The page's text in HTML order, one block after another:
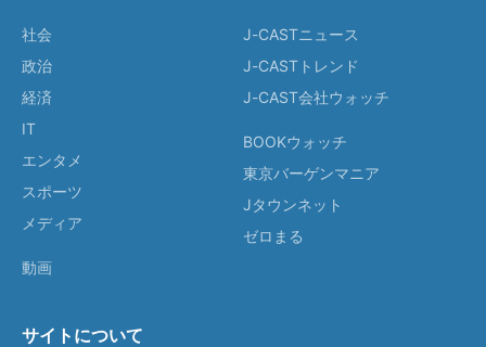
社会
政治
経済
IT
エンタメ
スポーツ
メディア
動画
J-CASTニュース
J-CASTトレンド
J-CAST会社ウォッチ
BOOKウォッチ
東京バーゲンマニア
Jタウンネット
ゼロまる
サイトについて